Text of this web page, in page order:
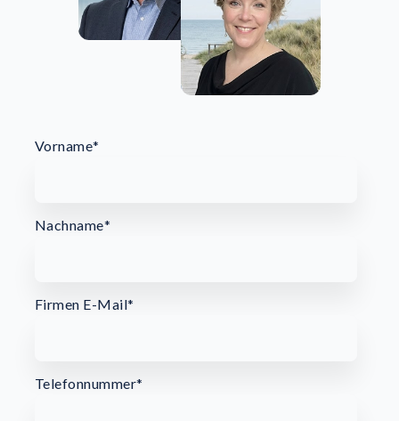
Vorname*
Nachname*
Firmen E-Mail*
Telefonnummer*